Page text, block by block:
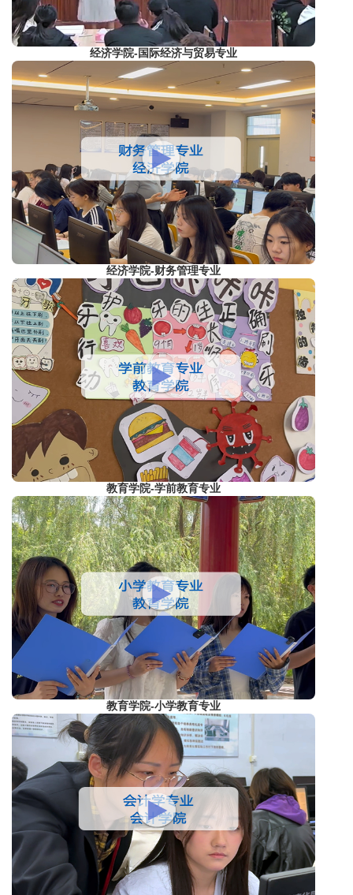
经济学院-国际经济与贸易专业
经济学院-财务管理专业
教育学院-学前教育专业
教育学院-小学教育专业